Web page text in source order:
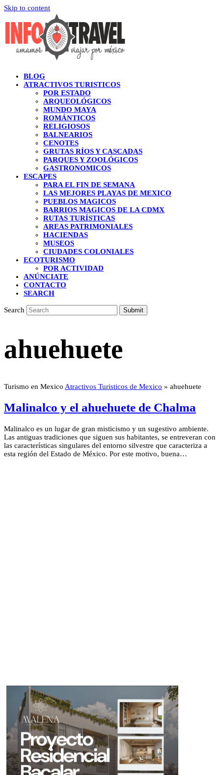
Skip to content
BLOG
ATRACTIVOS TURISTICOS
POR ESTADO
ARQUEOLÓGICOS
MUNDO MAYA
ROMÁNTICOS
RELIGIOSOS
BALNEARIOS
CENOTES
GRUTAS RÍOS Y CASCADAS
PARQUES Y ZOOLÓGICOS
GASTRONOMICOS
ESCAPES
PARA EL FIN DE SEMANA
LAS MEJORES PLAYAS DE MEXICO
PUEBLOS MAGICOS
BARRIOS MAGICOS DE LA CDMX
RUTAS TURÍSTICAS
AREAS PATRIMONIALES
HACIENDAS
MUSEOS
CIUDADES COLONIALES
ECOTURISMO
POR ACTIVIDAD
ANÚNCIATE
CONTACTO
SEARCH
Search Submit
ahuehuete
Turismo en Mexico Atractivos Turisticos de Mexico » ahuehuete
Malinalco y el ahuehuete de Chalma
Malinalco es un lugar de gran misticismo y un sugestivo ambiente.
Las antiguas tradiciones que siguen sus habitantes, se entreveran con
las características singulares del entorno silvestre que caracteriza a
esta región del Estado de México. Por este motivo, buena…